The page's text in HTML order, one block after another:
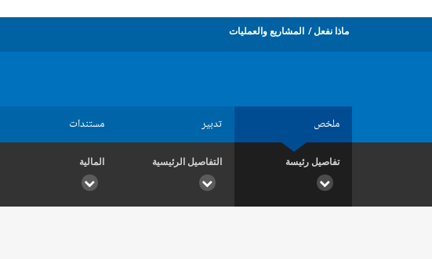
ماذا نفعل المشاريع والعمليات
ملخص تدبير مستندات
تفاصيل رئيسة التفاصيل الرئيسية المالية